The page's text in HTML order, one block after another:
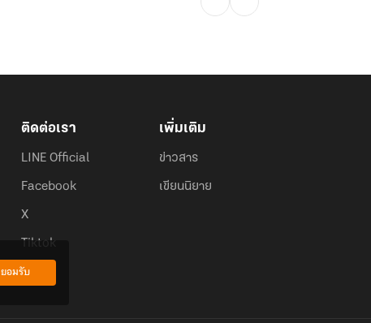
ติดต่อเรา
LINE Official
Facebook
X
Tiktok
เพิ่มเติม
ข่าวสาร
เขียนนิยาย
ยอมรับ